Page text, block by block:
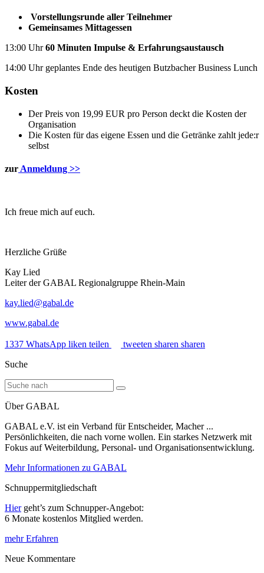
Vorstellungsrunde aller Teilnehmer
Gemeinsames Mittagessen
13:00 Uhr60 Minuten Impulse & Erfahrungsaustausch
14:00 Uhr geplantes Ende des heutigen Butzbacher Business Lunch
Kosten
Der Preis von 19,99 EUR pro Person deckt die Kosten der
Organisation
Die Kosten für das eigene Essen und die Getränke zahlt jede:r
selbst
zur Anmeldung >>
Ich freue mich auf euch.
Herzliche Grüße
Kay Lied
Leiter der GABAL Regionalgruppe Rhein-Main
kay.lied@gabal.de
www.gabal.de
1337 WhatsApp liken teilen tweeten sharen sharen
Suche
Über GABAL
GABAL e.V. ist ein Verband für Entscheider, Macher ...
Persönlichkeiten, die nach vorne wollen. Ein starkes Netzwerk mit
Fokus auf Weiterbildung, Personal- und Organisationsentwicklung.
Mehr Informationen zu GABAL
Schnuppermitgliedschaft
Hiergeht’s zum Schnupper-Angebot:
6 Monate kostenlos Mitglied werden.
mehr Erfahren
Neue Kommentare